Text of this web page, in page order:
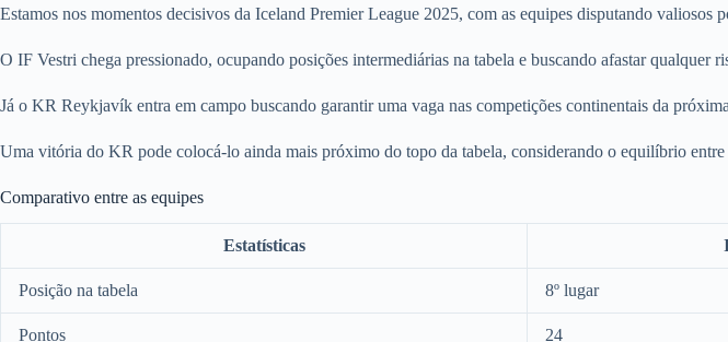
Estamos nos momentos decisivos da Iceland Premier League 2025, com as equipes disputando valiosos
O IF Vestri chega pressionado, ocupando posições intermediárias na tabela e buscando afastar qualquer
Já o KR Reykjavík entra em campo buscando garantir uma vaga nas competições continentais da
Uma vitória do KR pode colocá-lo ainda mais próximo do topo da tabela, considerando o equilíbrio
Comparativo entre as equipes
Estatísticas
Posição na tabela 8º lugar
Pontos 24